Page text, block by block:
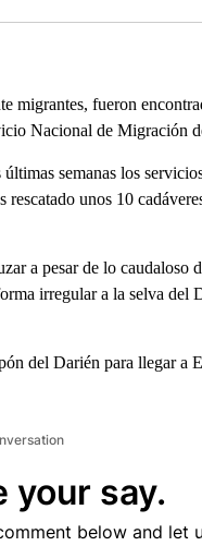
fueron
Nacional de Migración
semanas los
rescatado unos 10
a pesar de lo caudaloso
irregular a la selva del
del Darién para llegar a
your say.
below and let